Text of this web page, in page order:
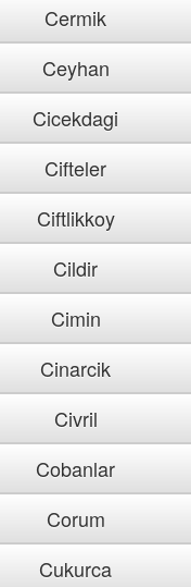
Cermik
Ceyhan
Cicekdagi
Cifteler
Ciftlikkoy
Cildir
Cimin
Cinarcik
Civril
Cobanlar
Corum
Cukurca